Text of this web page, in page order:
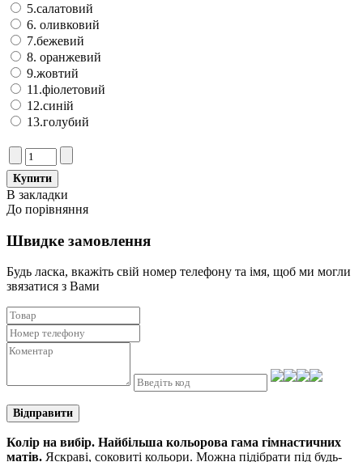
5.салатовий
6. оливковий
7.бежевий
8. оранжевий
9.жовтий
11.фіолетовий
12.синій
13.голубий
В закладки
До порівняння
Швидке замовлення
Будь ласка, вкажіть свій номер телефону та iмя, щоб ми могли
звязатися з Вами
Відправити
Колір на вибір. Найбільша кольорова гама гімнастичних
матів. Яскраві, соковиті кольори. Можна підібрати під будь-